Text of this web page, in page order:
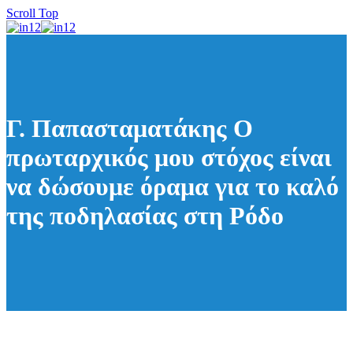
Scroll Top
Γ. Παπασταματάκης Ο
πρωταρχικός μου στόχος είναι
να δώσουμε όραμα για το καλό
της ποδηλασίας στη Ρόδο